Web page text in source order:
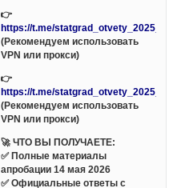
👉
https://t.me/
(Рекомендуем использовать
VPN или прокси)
👉
https://t.me/
(Рекомендуем использовать
VPN или прокси)
🚀 ЧТО ВЫ ПОЛУЧАЕТЕ:
✅ Полные материалы
апробации 14 мая 2026
✅ Официальные ответы с